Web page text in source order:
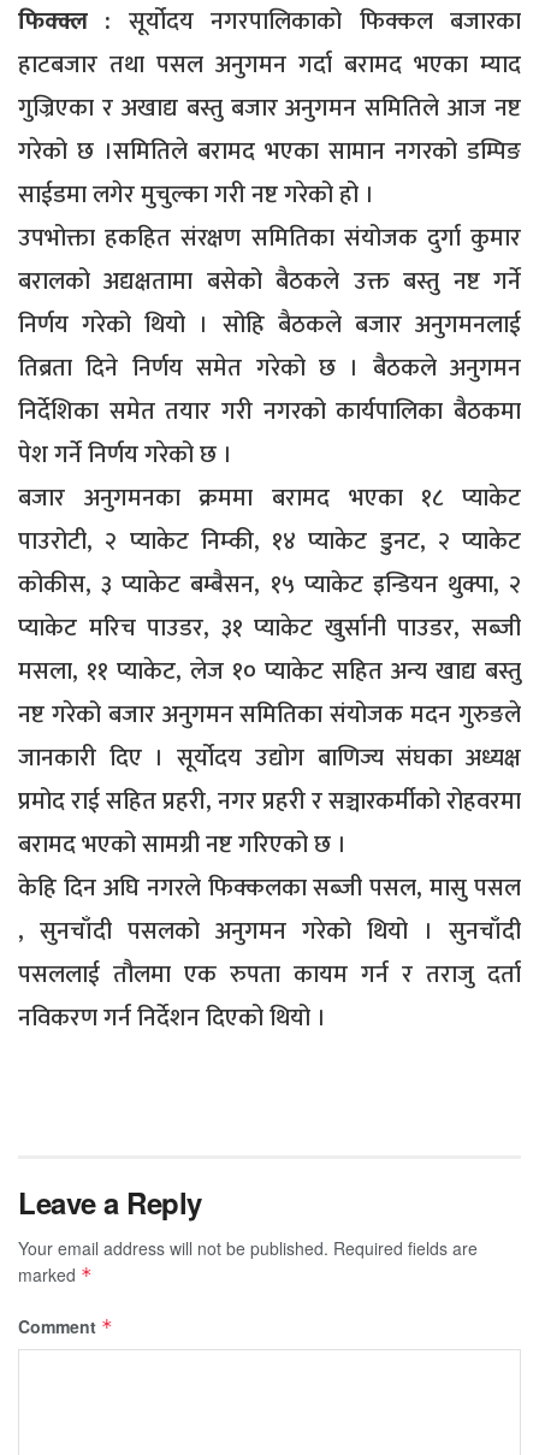
फिक्क्ल : सूर्योदय नगरपालिकाको फिक्कल बजारका
हाटबजार तथा पसल अनुगमन गर्दा बरामद भएका म्याद
गुज्रिएका र अखाद्य बस्तु बजार अनुगमन समितिले आज नष्ट
गरेको छ ।समितिले बरामद भएका सामान नगरको डम्पिङ
साईडमा लगेर मुचुल्का गरी नष्ट गरेको हो ।
उपभोक्ता हकहित संरक्षण समितिका संयोजक दुर्गा कुमार
बरालको अद्यक्षतामा बसेको बैठकले उक्त बस्तु नष्ट गर्ने
निर्णय गरेको थियो । सोहि बैठकले बजार अनुगमनलाई
तिब्रता दिने निर्णय समेत गरेको छ । बैठकले अनुगमन
निर्देशिका समेत तयार गरी नगरको कार्यपालिका बैठकमा
पेश गर्ने निर्णय गरेको छ ।
बजार अनुगमनका क्रममा बरामद भएका १८ प्याकेट
पाउरोटी, २ प्याकेट निम्की, १४ प्याकेट डुनट, २ प्याकेट
कोकीस, ३ प्याकेट बम्बैसन, १५ प्याकेट इन्डियन थुक्पा, २
प्याकेट मरिच पाउडर, ३१ प्याकेट खुर्सानी पाउडर, सब्जी
मसला, ११ प्याकेट, लेज १० प्याकेट सहित अन्य खाद्य बस्तु
नष्ट गरेको बजार अनुगमन समितिका संयोजक मदन गुरुङले
जानकारी दिए । सूर्योदय उद्योग बाणिज्य संघका अध्यक्ष
प्रमोद राई सहित प्रहरी, नगर प्रहरी र सञ्चारकर्मीको रोहवरमा
बरामद भएको सामग्री नष्ट गरिएको छ ।
केहि दिन अघि नगरले फिक्कलका सब्जी पसल, मासु पसल
, सुनचाँदी पसलको अनुगमन गरेको थियो । सुनचाँदी
पसललाई तौलमा एक रुपता कायम गर्न र तराजु दर्ता
नविकरण गर्न निर्देशन दिएको थियो ।
Leave a Reply
Your email address will not be published. Required fields are
marked *
Comment *